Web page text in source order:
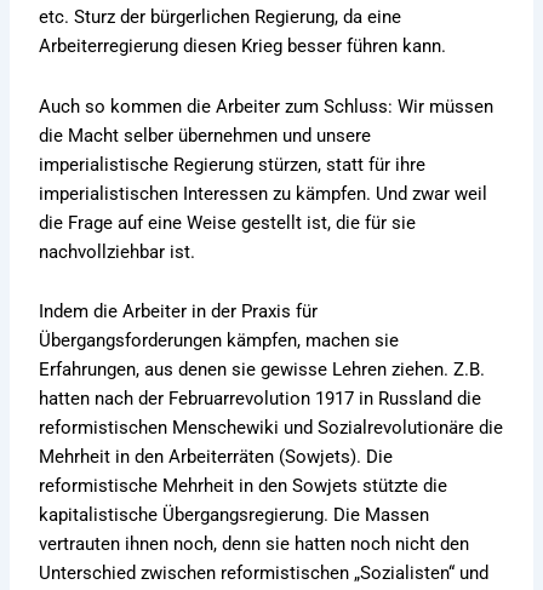
etc. Sturz der bürgerlichen Regierung, da eine
Arbeiterregierung diesen Krieg besser führen kann.
Auch so kommen die Arbeiter zum Schluss: Wir müssen
die Macht selber übernehmen und unsere
imperialistische Regierung stürzen, statt für ihre
imperialistischen Interessen zu kämpfen. Und zwar weil
die Frage auf eine Weise gestellt ist, die für sie
nachvollziehbar ist.
Indem die Arbeiter in der Praxis für
Übergangsforderungen kämpfen, machen sie
Erfahrungen, aus denen sie gewisse Lehren ziehen. Z.B.
hatten nach der Februarrevolution 1917 in Russland die
reformistischen Menschewiki und Sozialrevolutionäre die
Mehrheit in den Arbeiterräten (Sowjets). Die
reformistische Mehrheit in den Sowjets stützte die
kapitalistische Übergangsregierung. Die Massen
vertrauten ihnen noch, denn sie hatten noch nicht den
Unterschied zwischen reformistischen „Sozialisten“ und